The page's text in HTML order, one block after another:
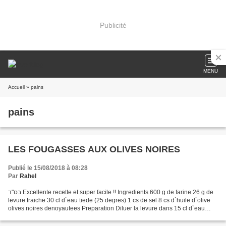
Publicité
MENU
Accueil » pains
pains
LES FOUGASSES AUX OLIVES NOIRES
Publié le 15/08/2018 à 08:28
Par Rahel
בס"ד Excellente recette et super facile !! Ingredients 600 g de farine 26 g de
levure fraiche 30 cl d`eau tiede (25 degres) 1 cs de sel 8 cs d`huile d`olive
olives noires denoyautees Preparation Diluer la levure dans 15 cl d`eau